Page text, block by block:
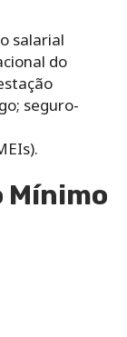
salarial
do
seguro-
Mínimo